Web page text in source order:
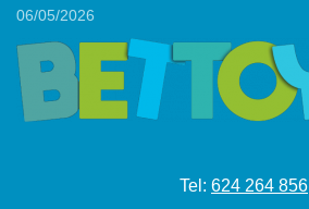
06/05/2026
Tel: 624 264 856